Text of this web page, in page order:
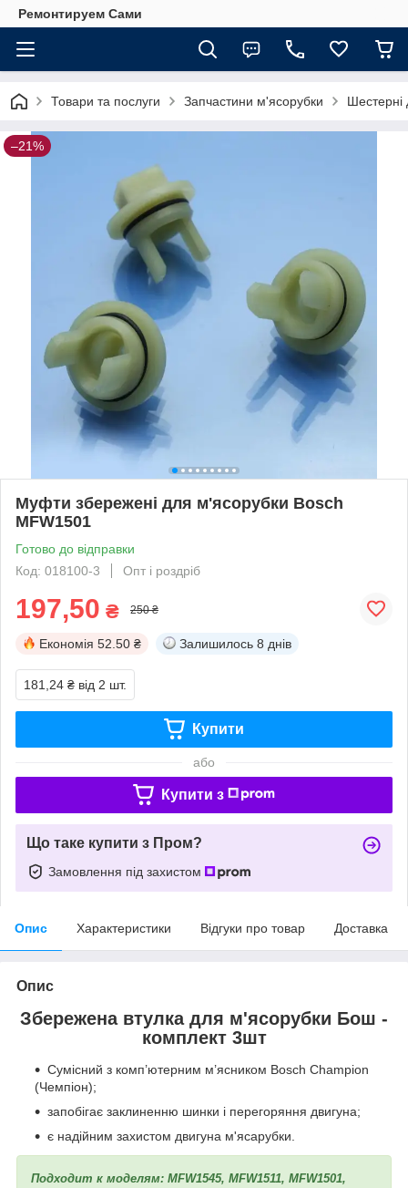
Ремонтируем Сами
Товари та послуги Запчастини м'ясорубки Шестерні
–21%
Муфти збережені для м'ясорубки Bosch
MFW1501
Готово до відправки
Код: 018100-3
Опт і роздріб
197,50 ₴ 250 ₴
Економія 52.50 ₴ Залишилось 8 днів
181,24 ₴ від 2 шт.
Купити
або
Купити з
Що таке купити з Пром?
Замовлення під захистом
Опис Характеристики Відгуки про товар Доставка
Опис
Збережена втулка для м'ясорубки Бош -
комплект 3шт
Сумісний з комп’ютерним м’ясником Bosch Champion
(Чемпіон);
запобігає заклиненню шинки і перегоряння двигуна;
є надійним захистом двигуна м'ясарубки.
Подходит к моделям: MFW1545, MFW1511, MFW1501,